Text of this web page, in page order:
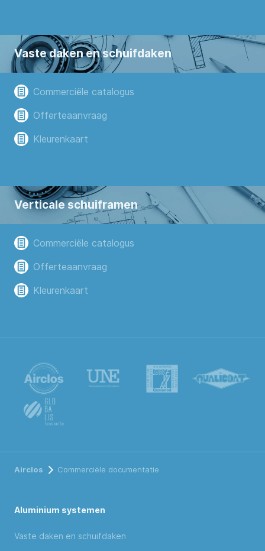
Vaste daken en schuifdaken
Commerciële catalogus
Offerteaanvraag
Kleurenkaart
Verticale schuiframen
Commerciële catalogus
Offerteaanvraag
Kleurenkaart
Airclos Commerciële documentatie
Aluminium systemen
Vaste daken en schuifdaken